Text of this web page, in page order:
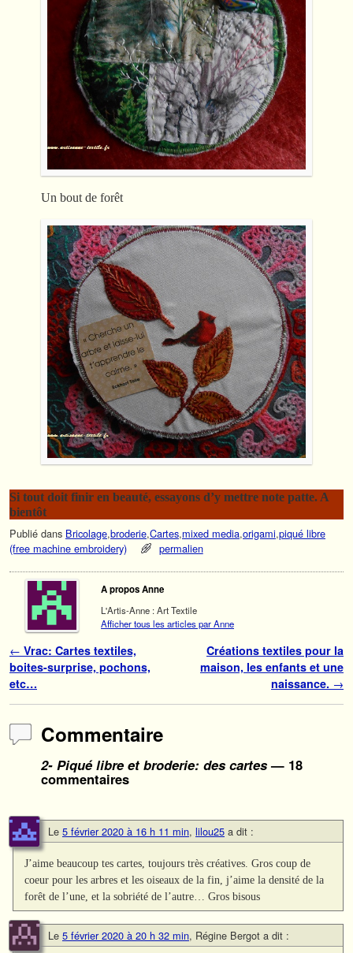
Un bout de forêt
Si tout doit finir en beauté, essayons d’y mettre note patte. A
bientôt
Publié dans Bricolage,broderie,Cartes,mixed media,origami,piqué libre
(free machine embroidery)
permalien
A propos Anne
L'Artis-Anne : Art Textile
Afficher tous les articles par Anne
Navigation des articles
← Vrac: Cartes textiles,
boites-surprise, pochons,
etc…
Créations textiles pour la
maison, les enfants et une
naissance. →
Commentaire
2- Piqué libre et broderie: des cartes— 18
commentaires
Le 5 février 2020 à 16 h 11 min, lilou25 a dit :
J’aime beaucoup tes cartes, toujours très créatives. Gros coup de
coeur pour les arbres et les oiseaux de la fin, j’aime la densité de la
forêt de l’une, et la sobriété de l’autre… Gros bisous
Le 5 février 2020 à 20 h 32 min, Régine Bergot a dit :